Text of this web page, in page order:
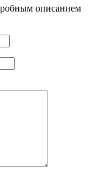
описанием